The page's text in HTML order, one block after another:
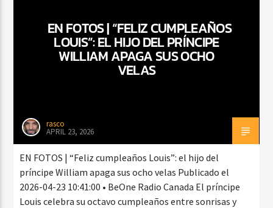
CURRENT SHOW
FIESTA DJ MIX
EN FOTOS | “FELIZ CUMPLEAÑOS
LOUIS”: EL HIJO DEL PRÍNCIPE
WILLIAM APAGA SUS OCHO
VELAS
rasco
APRIL 23, 2026
EN FOTOS | “Feliz cumpleaños Louis”: el hijo del
príncipe William apaga sus ocho velas Publicado el
2026-04-23 10:41:00 • BeOne Radio Canada El príncipe
Louis celebra su octavo cumpleaños entre sonrisas y